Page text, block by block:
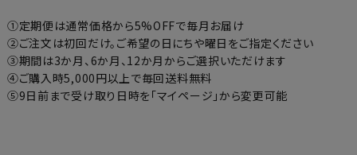
①定期便は通常価格から5%OFFで毎月お届け
②ご注文は初回だけ。ご希望の日にちや曜日をご指定ください
③期間は3か月、6か月、12か月からご選択いただけます
④ご購入時5,000円以上で毎回送料無料
⑤9日前まで受け取り日時を「マイページ」から変更可能